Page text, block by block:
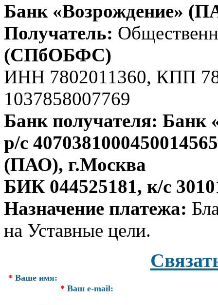
Банк «Возрождение»
Получатель:
(СПбОБФС)
ИНН 7802011360, КПП
1037858007769
Банк получателя:
р/с
(ПАО), г.Москва
БИК 044525181, к/с
Назначение платежа:
на Уставные цели.
* Ваше имя:
* Ваш e-mail: